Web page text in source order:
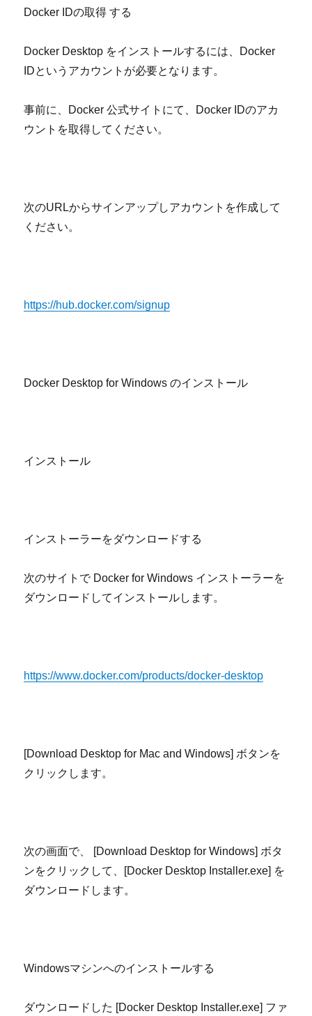
Docker IDの取得 する
Docker Desktop をインストールするには、 Docker
IDというアカウントが必要となります。
事前に、 Docker公式サイトにて、 Docker IDのアカ
ウントを取得してください。
次のURLからサインアップしアカウントを作成して
ください。
https://hub.docker.com/signup
Docker Desktop for Windowsのインストール
インストール
インストーラーをダウンロードする
次のサイトでDocker for Windows インストーラーを
ダウンロードしてインストールします。
https://www.docker.com/products/docker-desktop
[Download Desktop for Mac and Windows] ボタンを
クリックします。
次の画面で、 [Download Desktop for Windows] ボタ
ンをクリックして、 [Docker Desktop Installer.exe] を
ダウンロードします。
Windowsマシンへのインストールする
ダウンロードした [Docker Desktop Installer.exe] ファ